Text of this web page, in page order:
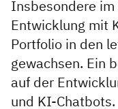
Insbesondere
Entwicklung mit
Portfolio in den
gewachsen. Ein
auf der
und KI-Chatbots.